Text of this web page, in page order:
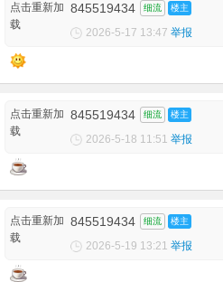
点击重新加
载
845519434 细流 楼主
2026-5-17 13:47 举报
点击重新加
载
845519434 细流 楼主
2026-5-18 11:51 举报
点击重新加
载
845519434 细流 楼主
2026-5-19 13:21 举报